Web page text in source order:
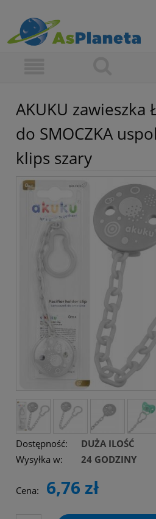
AKUKU zawieszka
do SMOCZKA
klips szary
Dostępność:
DUŻA ILOŚĆ
Wysyłka w:
24 GODZINY
Cena: 6,76 zł